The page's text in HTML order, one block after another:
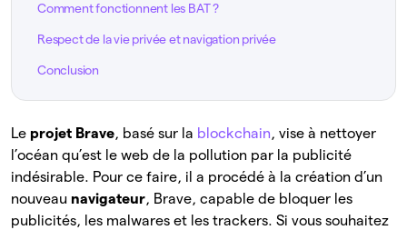
Comment fonctionnent les BAT ?
Respect de la vie privée et navigation privée
Conclusion
Le projet Brave, basé sur la blockchain, vise à nettoyer
l’océan qu’est le web de la pollution par la publicité
indésirable. Pour ce faire, il a procédé à la création d’un
nouveau navigateur, Brave, capable de bloquer les
publicités, les malwares et les trackers. Si vous souhaitez